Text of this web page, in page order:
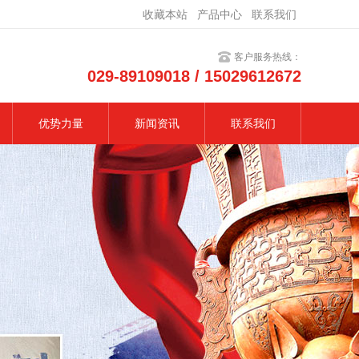
收藏本站 产品中心 联系我们
客户服务热线：
029-89109018 / 15029612672
优势力量 新闻资讯 联系我们